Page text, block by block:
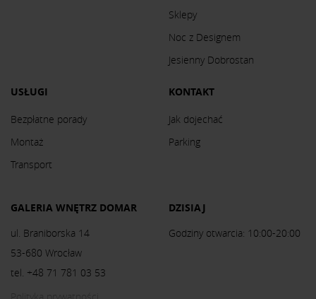
Sklepy
Noc z Designem
Jesienny Dobrostan
USŁUGI
Bezpłatne porady
Montaż
Transport
KONTAKT
Jak dojechać
Parking
GALERIA WNĘTRZ DOMAR
ul. Braniborska 14
53-680 Wrocław
tel. +48 71 781 03 53
DZISIAJ
Godziny otwarcia: 10:00-20:00